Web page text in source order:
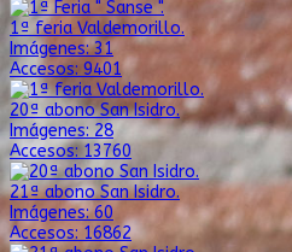
1ª feria Valdemorillo.
Imágenes: 31
Accesos: 9401
20ª abono San Isidro.
Imágenes: 28
Accesos: 13760
21ª abono San Isidro.
Imágenes: 60
Accesos: 16862